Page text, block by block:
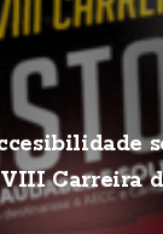
Carreira